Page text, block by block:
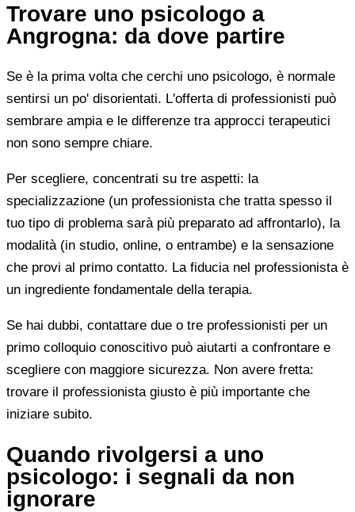
Trovare uno psicologo a
Angrogna: da dove partire
Se è la prima volta che cerchi uno psicologo, è normale
sentirsi un po' disorientati. L'offerta di professionisti può
sembrare ampia e le differenze tra approcci terapeutici
non sono sempre chiare.
Per scegliere, concentrati su tre aspetti: la
specializzazione (un professionista che tratta spesso il
tuo tipo di problema sarà più preparato ad affrontarlo), la
modalità (in studio, online, o entrambe) e la sensazione
che provi al primo contatto. La fiducia nel professionista è
un ingrediente fondamentale della terapia.
Se hai dubbi, contattare due o tre professionisti per un
primo colloquio conoscitivo può aiutarti a confrontare e
scegliere con maggiore sicurezza. Non avere fretta:
trovare il professionista giusto è più importante che
iniziare subito.
Quando rivolgersi a uno
psicologo: i segnali da non
ignorare